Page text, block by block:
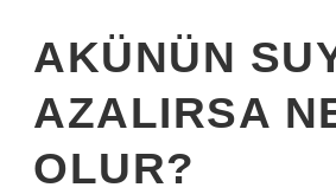
AKÜNÜN
AZALIRSA
OLUR?